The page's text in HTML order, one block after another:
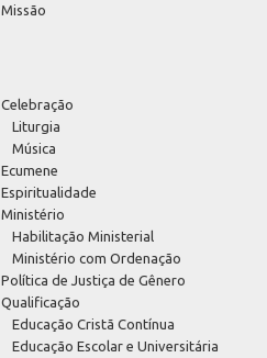
Missão
Celebração
Liturgia
Música
Ecumene
Espiritualidade
Ministério
Habilitação Ministerial
Ministério com Ordenação
Política de Justiça de Gênero
Qualificação
Educação Cristã Contínua
Educação Escolar e Universitária